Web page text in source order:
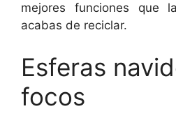
mejores funciones que
acabas de reciclar.
Esferas
focos